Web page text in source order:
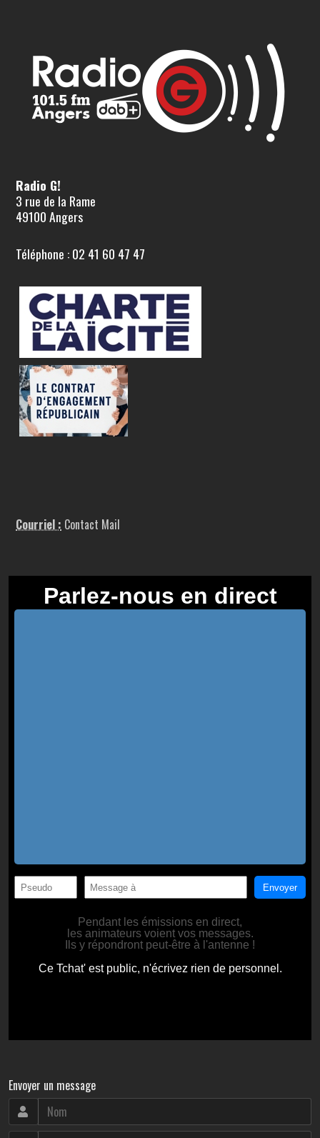
Radio G!
3 rue de la Rame
49100 Angers
Téléphone : 02 41 60 47 47
Courriel : Contact Mail
Envoyer un message